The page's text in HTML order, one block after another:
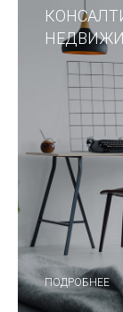
ПОДРОБНЕЕ